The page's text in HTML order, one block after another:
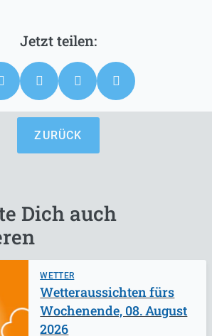
ZURÜCK
Dich auch
WETTER
Wetteraussichten fürs
Wochenende, 08. August
2026